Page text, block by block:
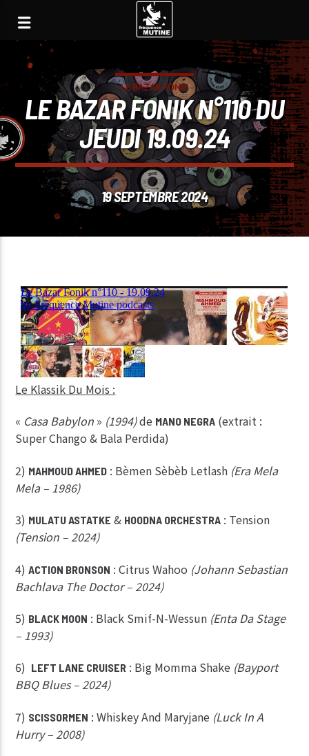
LE BAZAR FONIK
LE BAZAR FONIK N°110 DU
JEUDI 19.09.24
19 SEPTEMBRE 2024
Le Klassik Du Mois :
« Casa Babylon » (1994)de MANO NEGRA (extrait :
Super Chango & Bala Perdida)
2) MAHMOUD AHMED : Bèmen Sèbèb Letlash (Era Mela
Mela – 1986)
3) MULATU ASTATKE & HOODNA ORCHESTRA : Tension
(Tension – 2024)
4)ACTION BRONSON : Citrus Wahoo (Johann Sebastian
Bachlava The Doctor – 2024)
5) BLACK MOON : Black Smif-N-Wessun (Enta Da Stage
– 1993)
6) LEFT LANE CRUISER : Big Momma Shake (Bayport
BBQ Blues – 2024)
7) SCISSORMEN : Whiskey And Maryjane (Luck In A
Hurry – 2008)